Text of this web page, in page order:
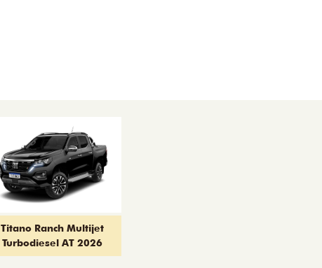
Titano Ranch Multijet
Turbodiesel AT 2026